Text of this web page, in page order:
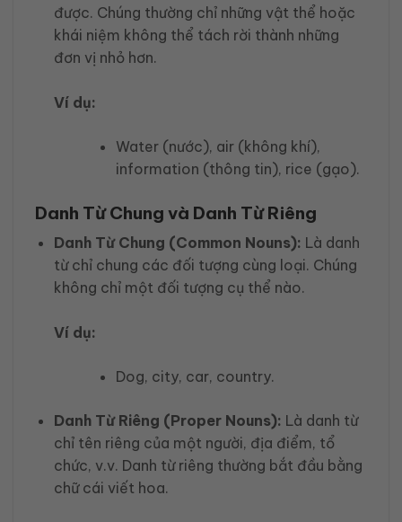
được. Chúng thường chỉ những vật thể hoặc
khái niệm không thể tách rời thành những
đơn vị nhỏ hơn.
Ví dụ:
Water (nước), air (không khí),
information (thông tin), rice (gạo).
Danh Từ Chung và Danh Từ Riêng
Danh Từ Chung (Common Nouns): Là danh
từ chỉ chung các đối tượng cùng loại. Chúng
không chỉ một đối tượng cụ thể nào.
Ví dụ:
Dog, city, car, country.
Danh Từ Riêng (Proper Nouns): Là danh từ
chỉ tên riêng của một người, địa điểm, tổ
chức, v.v. Danh từ riêng thường bắt đầu bằng
chữ cái viết hoa.